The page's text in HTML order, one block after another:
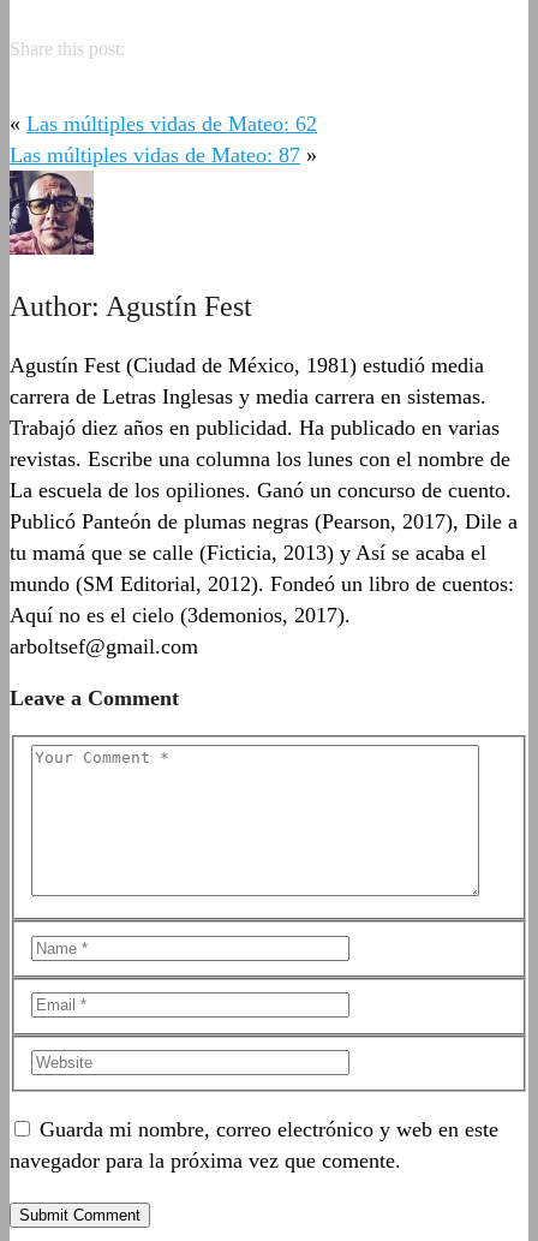
Share this post:
« Las múltiples vidas de Mateo: 62
Las múltiples vidas de Mateo: 87 »
Author: Agustín Fest
Agustín Fest (Ciudad de México, 1981) estudió media
carrera de Letras Inglesas y media carrera en sistemas.
Trabajó diez años en publicidad. Ha publicado en varias
revistas. Escribe una columna los lunes con el nombre de
La escuela de los opiliones. Ganó un concurso de cuento.
Publicó Panteón de plumas negras (Pearson, 2017), Dile a
tu mamá que se calle (Ficticia, 2013) y Así se acaba el
mundo (SM Editorial, 2012). Fondeó un libro de cuentos:
Aquí no es el cielo (3demonios, 2017).
arboltsef@gmail.com
Leave a Comment
Guarda mi nombre, correo electrónico y web en este
navegador para la próxima vez que comente.